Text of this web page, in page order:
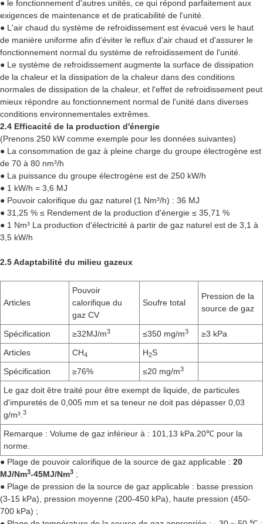
● le fonctionnement d'autres unités, ce qui répond parfaitement aux
exigences de maintenance et de praticabilité de l'unité.
● L'air chaud du système de refroidissement est évacué vers le haut
de manière uniforme afin d'éviter le reflux d'air chaud et d'assurer le
fonctionnement normal du système de refroidissement de l'unité.
● Le système de refroidissement augmente la surface de dissipation
de la chaleur et la dissipation de la chaleur dans des conditions
normales de dissipation de la chaleur, et l'effet de refroidissement peut
mieux répondre au fonctionnement normal de l'unité dans diverses
conditions environnementales extrêmes.
2.4 Efficacité de la production d'énergie
(Prenons 250 kW comme exemple pour les données suivantes)
● La consommation de gaz à pleine charge du groupe électrogène est
de 70 à 80 nm³/h
● La puissance du groupe électrogène est de 250 kW/h
● 1 kW/h = 3,6 MJ
● Pouvoir calorifique du gaz naturel (1 Nm³/h) : 36 MJ
● 31,25 % ≤ Rendement de la production d'énergie ≤ 35,71 %
● 1 Nm³ La production d'électricité à partir de gaz naturel est de 3,1 à
3,5 kW/h
2.5 Adaptabilité du milieu gazeux
Articles
Pouvoir
calorifique du
gaz CV
Soufre total
Pression de la
source de gaz
Spécification ≥32MJ/m3 ≤350 mg/m3
≥3 kPa
Articles
CH4 H2S
Spécification
≥76% ≤20 mg/m3
Le gaz doit être traité pour être exempt de liquide, de particules
d'impuretés de 0,005 mm et sa teneur ne doit pas dépasser 0,03
g/m³.3
Remarque : Volume de gaz inférieur à : 101,13 kPa.20℃ pour la
norme.
● Plage de pouvoir calorifique de la source de gaz applicable : 20
MJ/Nm3-45MJ/Nm3 ;
● Plage de pression de la source de gaz applicable : basse pression
(3-15 kPa), pression moyenne (200-450 kPa), haute pression (450-
700 kPa) ;